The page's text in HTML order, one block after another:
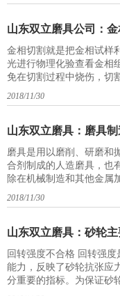
来的质量抽查发现，纤
山东双立磨具公司：
金相切割就是把金相试样
光进行物理化验查看金相组织的一道程
免在切割过程中烧伤，切割效率低。 首先是选用
织结构，出现误差。如若
及
2018/11/30
山东双立磨具：磨具制
磨具是用以磨削、研磨和
合剂制成的人造磨具，也
除在机械制造和其他金属
的加工。 磨具在使用过程中，当磨粒磨钝时，由于磨粒自身部分碎裂
料不
2018/11/30
山东双立磨具：砂轮主
回转强度不合格 回转强
能力，反映了砂轮抗张应
分重要的指标。为保证砂